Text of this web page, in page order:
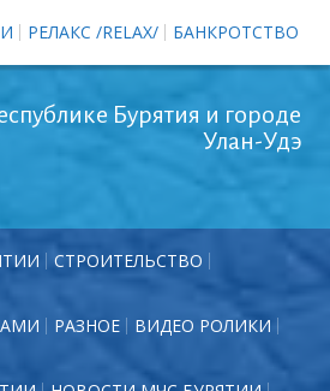
РЕЛАКС /RELAX/ БАНКРОТСТВО
Бурятия и городе
Улан-Удэ
СТРОИТЕЛЬСТВО
РАЗНОЕ ВИДЕО РОЛИКИ